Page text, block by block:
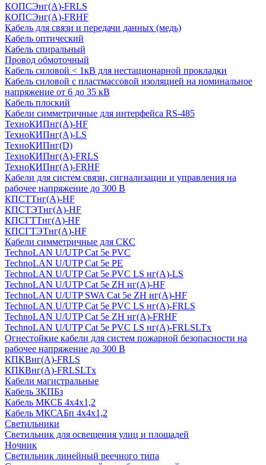
КОПСЭнг(А)-FRLS
КОПСЭнг(А)-FRHF
Кабель для связи и передачи данных (медь)
Кабель оптический
Кабель спиральный
Провод обмоточный
Кабель силовой < 1кВ для нестационарной прокладки
Кабель силовой с пластмассовой изоляцией на номинальное
напряжение от 6 до 35 кВ
Кабель плоский
Кабели симметричные для интерфейса RS-485
ТеxноКИПнг(A)-HF
ТеxноКИПнг(A)-LS
ТеxноКИПнг(D)
ТехноКИПнг(A)-FRLS
ТехноКИПнг(A)-FRHF
Кабели для систем связи, сигнализации и управления на
рабочее напряжение до 300 В
КПСТТнг(A)-HF
КПСТЭТнг(A)-HF
КПСГТТнг(A)-HF
КПСГТЭТнг(A)-HF
Кабели симметричные для СКС
TechnoLAN U/UTP Cat 5e PVC
TechnoLAN U/UTP Cat 5e PE
TechnoLAN U/UTP Cat 5e PVC LS нг(A)-LS
TechnoLAN U/UTP Cat 5e ZH нг(A)-HF
TechnoLAN U/UTP SWA Cat 5e ZH нг(A)-HF
TechnoLAN U/UTP Cat 5e PVC LS нг(A)-FRLS
TechnoLAN U/UTP Cat 5e ZH нг(A)-FRHF
TechnoLAN U/UTP Cat 5e PVC LS нг(A)-FRLSLTx
Огнестойкие кабели для систем пожарной безопасности на
рабочее напряжение до 300 В
КПКВнг(A)-FRLS
КПКВнг(A)-FRLSLTx
Кабели магистральные
Кабель ЗКПБз
Кабель МКСБ 4х4х1,2
Кабель МКСАБп 4х4х1,2
Светильники
Светильник для освещения улиц и площадей
Ночник
Светильник линейный реечного типа